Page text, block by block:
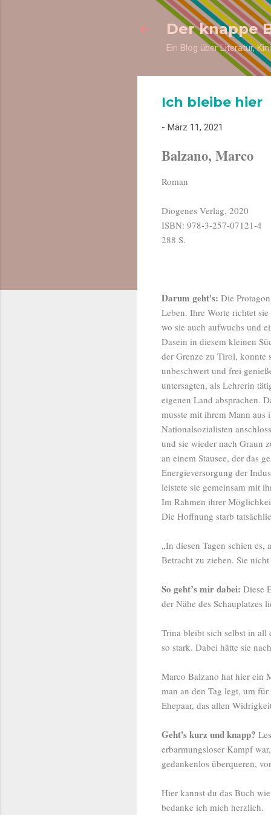
Der knappe
Ein Blog über Literatur,
Ich bleibe hier
- März 11, 2021
Balzano, Marco
Roman
Diogenes Verlag, 2020
ISBN: 978-3-257-07121-4
288 S.
Darum geht's: Die
Leben. Ihre Worte richtet
wo sie auch aufwuchs und
Dasein in diesem kleinen
der Grenze zu Tirol, konnte
unbeschwert und frei
untersagten, als Lehrerin
eigenen Land absprachen.
musste mit ihrem Mann aus
Nationalsozialisten
und sie wieder nach Graun
an einem Stausee, der das
Energieversorgung der
leistete sie gemeinsam mit
Im Rahmen ihrer
Die Hoffnung starb
„In diesen Tagen schien
Betracht zu ziehen. Sie
So geht’s mir dabei: Diese
der Nähe des Schauplatzes
Trina bleibt sich selbst in all
so stark. Dabei hätte sie
Marco Balzano hat hier ein
man an den Tag legt, um
Ehepaar, das allen
Geht's kurz und knapp?
erbarmungsloser Kampf
gedankenlos überqueren,
Hier kannst du das Buch
bedanke ich mich herzlich.